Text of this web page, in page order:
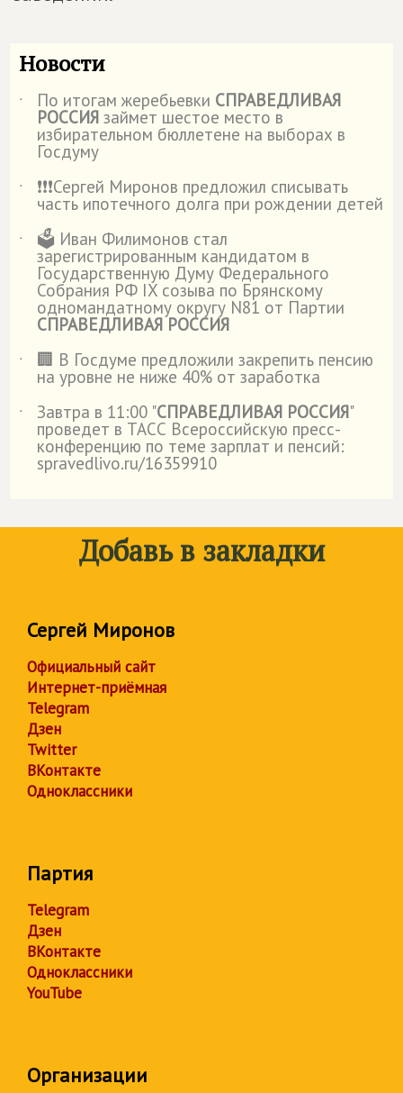
Новости
˙ По итогам жеребьевки СПРАВЕДЛИВАЯ
РОССИЯ займет шестое место в
избирательном бюллетене на выборах в
Госдуму
˙
❗️❗️❗️Сергей Миронов предложил списывать
часть ипотечного долга при рождении детей
˙
🗳️ Иван Филимонов стал
зарегистрированным кандидатом в
Государственную Думу Федерального
Собрания РФ IX созыва по Брянскому
одномандатному округу N81 от Партии
СПРАВЕДЛИВАЯ РОССИЯ
˙
🏢 В Госдуме предложили закрепить пенсию
на уровне не ниже 40% от заработка
˙
Завтра в 11:00 "СПРАВЕДЛИВАЯ РОССИЯ"
проведет в ТАСС Всероссийскую пресс-
конференцию по теме зарплат и пенсий:
spravedlivo.ru/16359910
Добавь в закладки
Сергей Миронов
Официальный сайт
Интернет-приёмная
Telegram
Дзен
Twitter
ВКонтакте
Одноклассники
Партия
Telegram
Дзен
ВКонтакте
Одноклассники
YouTube
Организации